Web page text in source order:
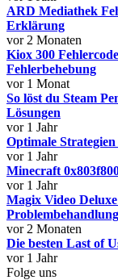
ARD Mediathek
Erklärung
vor 2 Monaten
Kiox 300
Fehlerbehebung
vor 1 Monat
So löst du Steam
Lösungen
vor 1 Jahr
Optimale
vor 1 Jahr
Minecraft
vor 1 Jahr
Magix Video
Problembehandlung
vor 2 Monaten
Die besten Last of
vor 1 Jahr
Folge uns